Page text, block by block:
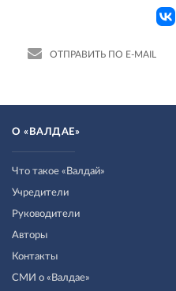
ОТПРАВИТЬ ПО E-MAIL
О «ВАЛДАЕ»
Что такое «Валдай»
Учредители
Руководители
Авторы
Контакты
СМИ о «Валдае»